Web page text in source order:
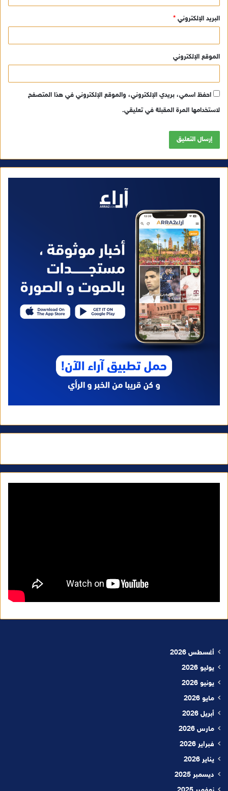
البريد الإلكتروني *
الموقع الإلكتروني
احفظ اسمي، بريدي الإلكتروني، والموقع الإلكتروني في هذا المتصفح
لاستخدامها المرة المقبلة في تعليقي.
أغسطس 2026
يوليو 2026
يونيو 2026
مايو 2026
أبريل 2026
مارس 2026
فبراير 2026
يناير 2026
ديسمبر 2025